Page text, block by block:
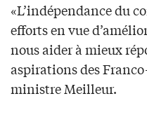
«L’indépendance du
efforts en vue
nous aider à mieux
aspirations des
ministre Meilleur.